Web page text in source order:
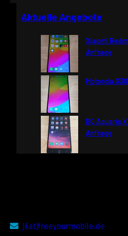
Aktuelle Angebote
Xiaomi
Anfrage
Motorola
BQ Aquaris
Anfrage
ji(at)freeyourmobile.de